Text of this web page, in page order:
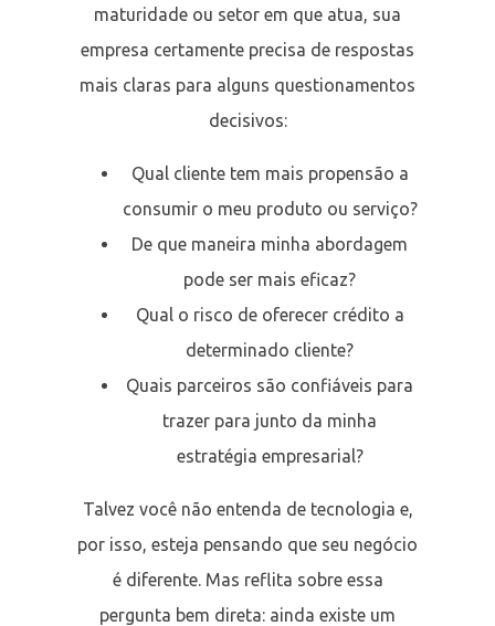
maturidade ou setor em que atua, sua
empresa certamente precisa de respostas
mais claras para alguns questionamentos
decisivos:
Qual cliente tem mais propensão a
consumir o meu produto ou serviço?
De que maneira minha abordagem
pode ser mais eficaz?
Qual o risco de oferecer crédito a
determinado cliente?
Quais parceiros são confiáveis para
trazer para junto da minha
estratégia empresarial?
Talvez você não entenda de tecnologia e,
por isso, esteja pensando que seu negócio
é diferente. Mas reflita sobre essa
pergunta bem direta: ainda existe um